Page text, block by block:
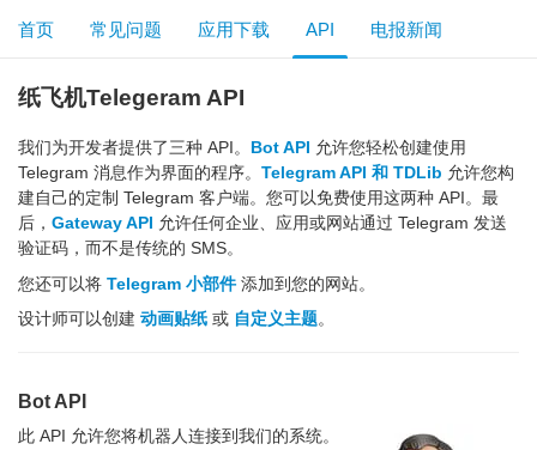
首页 常见问题 应用下载 API 电报新闻
纸飞机Telegeram API
我们为开发者提供了三种 API。 Bot API 允许您轻松创建使用
Telegram 消息作为界面的程序。 Telegram API 和 TDLib 允许您构
建自己的定制 Telegram 客户端。您可以免费使用这两种 API。最
后， Gateway API 允许任何企业、应用或网站通过 Telegram 发送
验证码，而不是传统的 SMS。
您还可以将 Telegram 小部件添加到您的网站。
设计师可以创建 动画贴纸 或 自定义主题。
Bot API
此 API 允许您将机器人连接到我们的系统。